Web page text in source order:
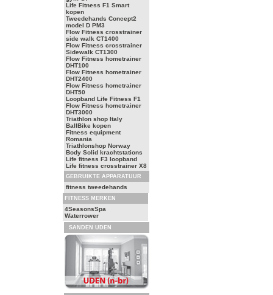
Life Fitness F1 Smart
kopen
Tweedehands Concept2
model D PM3
Flow Fitness crosstrainer
side walk CT1400
Flow Fitness crosstrainer
Sidewalk CT1300
Flow Fitness hometrainer
DHT100
Flow Fitness hometrainer
DHT2400
Flow Fitness hometrainer
DHT50
Loopband Life Fitness F1
Flow Fitness hometrainer
DHT3000
Triathlon shop Italy
BallBike kopen
Fitness equipment
Romania
Triathlonshop Norway
Body Solid krachtstations
Life fitness F3 loopband
Life fitness crosstrainer X8
GEBRUIKTE APPARATUUR
fitness tweedehands
FITNESS MERKEN
4SeasonsSpa
Waterrower
SANDEN UDEN